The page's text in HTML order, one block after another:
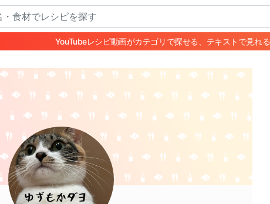
YouTubeレシピ動画がカテゴリで探せる、テキストで見れる